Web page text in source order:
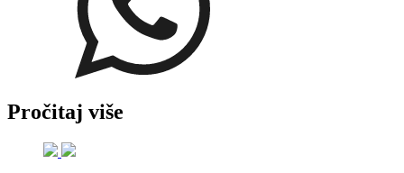
Pročitaj više